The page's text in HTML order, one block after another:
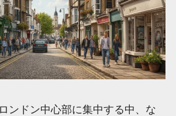
ンドン中心部に集中する中、な